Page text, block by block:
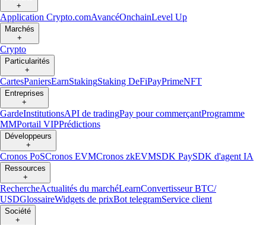
+
Application Crypto.comAvancéOnchainLevel Up
Marchés
+
Crypto
Particularités
+
CartesPaniersEarnStakingStaking DeFiPayPrimeNFT
Entreprises
+
GardeInstitutionsAPI de tradingPay pour commerçantProgramme
MMPortail VIPPrédictions
Développeurs
+
Cronos PoSCronos EVMCronos zkEVMSDK PaySDK d'agent IA
Ressources
+
RechercheActualités du marchéLearnConvertisseur BTC/
USDGlossaireWidgets de prixBot telegramService client
Société
+